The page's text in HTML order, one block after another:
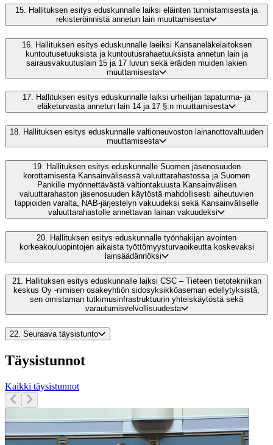
15.
Hallituksen esitys eduskunnalle laiksi eläinten tunnistamisesta ja
rekisteröinnistä annetun lain muuttamisesta
16. Hallituksen esitys eduskunnalle laeiksi Kansaneläkelaitoksen
kuntoutusetuuksista ja kuntoutusrahaetuuksista annetun lain ja
sairausvakuutuslain 15 ja 17 luvun sekä eräiden muiden lakien
muuttamisesta
17. Hallituksen esitys eduskunnalle laiksi urheilijan tapaturma- ja
eläketurvasta annetun lain 14 ja 17 §:n muuttamisesta
18. Hallituksen esitys eduskunnalle valtioneuvoston lainanottovaltuuden
muuttamisesta
19.
Hallituksen esitys eduskunnalle Suomen jäsenosuuden
korottamisesta Kansainvälisessä valuuttarahastossa ja Suomen
Pankille myönnettävästä valtiontakuusta Kansainvälisen
valuuttarahaston jäsenosuuden käytöstä mahdollisesti aiheutuvien
tappioiden varalta, NAB-järjestelyn vakuudeksi sekä Kansainväliselle
valuuttarahastolle annettavan lainan vakuudeksi
20. Hallituksen esitys eduskunnalle työnhakijan avointen
korkeakouluopintojen aikaista työttömyysturvaoikeutta koskevaksi
lainsäädännöksi
21. Hallituksen esitys eduskunnalle laiksi CSC – Tieteen tietotekniikan
keskus Oy -nimisen osakeyhtiön sidosyksikköaseman edellytyksistä,
sen omistaman tutkimusinfrastruktuurin yhteiskäytöstä sekä
varautumisvelvollisuudesta
22. Seuraava täysistunto
Täysistunnot
Kaikki täysistunnot